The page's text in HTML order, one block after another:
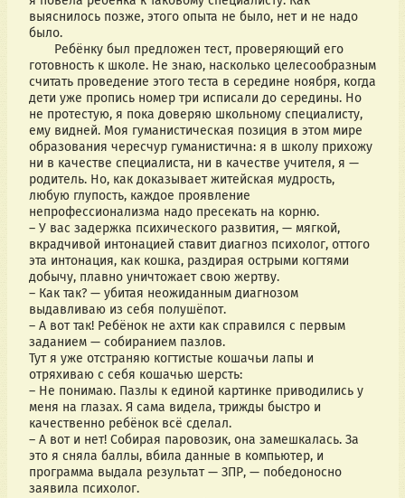
выяснилось позже, этого опыта не было, нет и не надо
было.
готовность к школе. Не знаю, насколько целесообразным
считать проведение этого теста в середине ноября, когда
дети уже пропись номер три исписали до середины. Но
не протестую, я пока доверяю школьному специалисту,
ему видней. Моя гуманистическая позиция в этом мире
образования чересчур гуманистична: я в школу прихожу
ни в качестве специалиста, ни в качестве учителя, я —
родитель. Но, как доказывает житейская мудрость,
любую глупость, каждое проявление
непрофессионализма надо пресекать на корню.
– У вас задержка психического развития, — мягкой,
вкрадчивой интонацией ставит диагноз психолог, оттого
эта интонация, как кошка, раздирая острыми когтями
добычу, плавно уничтожает свою жертву.
– Как так? — убитая неожиданным диагнозом
выдавливаю из себя полушёпот.
– А вот так! Ребёнок не ахти как справился с первым
заданием — собиранием пазлов.
Тут я уже отстраняю когтистые кошачьи лапы и
отряхиваю с себя кошачью шерсть:
– Не понимаю. Пазлы к единой картинке приводились у
меня на глазах. Я сама видела, трижды быстро и
качественно ребёнок всё сделал.
– А вот и нет! Собирая паровозик, она замешкалась. За
это я сняла баллы, вбила данные в компьютер, и
программа выдала результат — ЗПР, — победоносно
заявила психолог.